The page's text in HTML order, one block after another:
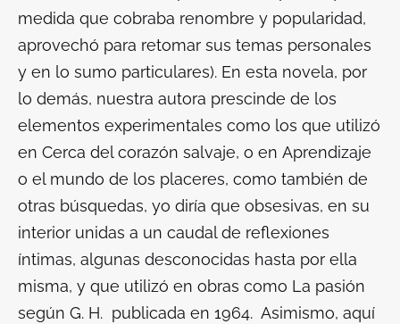
medida que cobraba renombre y popularidad,
aprovechó para retomar sus temas personales
y en lo sumo particulares). En esta novela, por
lo demás, nuestra autora prescinde de los
elementos experimentales como los que utilizó
en Cerca del corazón salvaje, o en Aprendizaje
o el mundo de los placeres, como también de
otras búsquedas, yo diría que obsesivas, en su
interior unidas a un caudal de reflexiones
íntimas, algunas desconocidas hasta por ella
misma, y que utilizó en obras como La pasión
según G. H. publicada en 1964. Asimismo, aquí